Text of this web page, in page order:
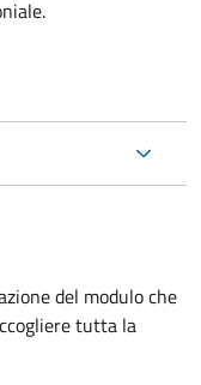
del modulo che
tutta la